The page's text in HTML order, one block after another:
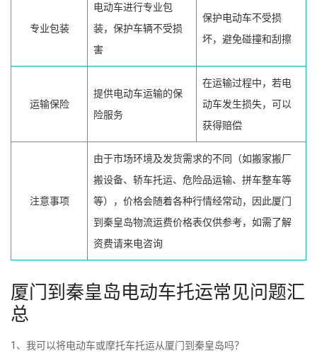
专业包装
电动车进行专业包
装，保护车辆不受损
害
保护电动车不受损
坏，避免碰撞和刮擦
运输保险
提供电动车运输的保
险服务
在运输过程中，若电
动车发生损失，可以
获得赔偿
注意事项
由于市场环境及发货需求的不同（如搬家搬厂
搬设备、轿车托运、危险品运输、拼车整车等
等），价格会随着各种行情经常动，因此厦门
到秦皇岛物流运费价格表仅供参考，如需了解
资费请来电咨询
厦门到秦皇岛电动车托运常见问题汇
总
1、我可以将电动车或摩托车托运从厦门到秦皇岛吗？